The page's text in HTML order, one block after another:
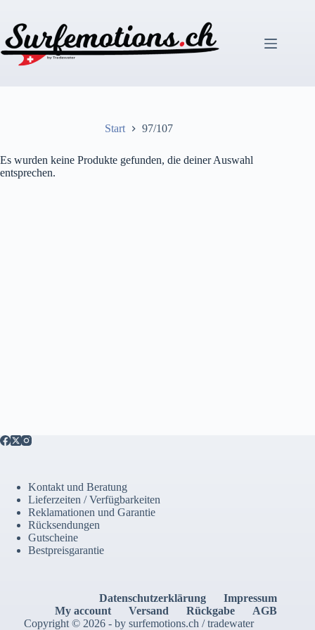
springen
Start 97/107
Es wurden keine Produkte gefunden, die deiner Auswahl
entsprechen.
Kontakt und Beratung
Lieferzeiten / Verfügbarkeiten
Reklamationen und Garantie
Rücksendungen
Gutscheine
Bestpreisgarantie
Datenschutzerklärung
Impressum
My account
Versand Rückgabe
AGB
Copyright © 2026 - by surfemotions.ch / tradewater